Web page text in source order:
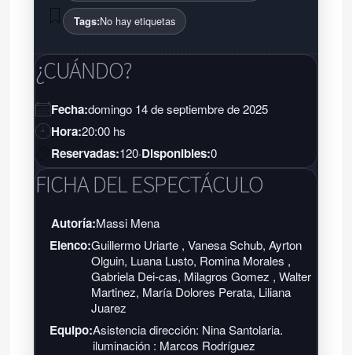
Tags:No hay etiquetas
¿CUÁNDO?
Fecha:domingo 14 de septiembre de 2025
Hora:20:00 hs
Reservadas:120·Disponibles:0
FICHA DEL ESPECTÁCULO
Autoría:Massi Mena
Elenco:Guillermo Uriarte , Vanesa Schub, Ayrton
Olguin, Luana Lusto, Romina Morales ,
Gabriela Dei-cas, Milagros Gomez , Walter
Martinez, María Dolores Perata, Liliana
Juarez
Equipo:Asistencia dirección: Nina Santolaria.
iluminación : Marcos Rodríguez